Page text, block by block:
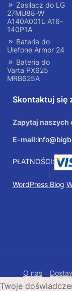
Zasilacz do LG
27MU88-W
A140A001L A16-
140P1A
Bateria do
Ulefone Armor 24
Bateria do
Varta PX625
MRB625A
Skontaktuj się
Zapytaj naszych
E-mail:
PŁATNOŚCI:
WordPress Blog
O nas
Twoje